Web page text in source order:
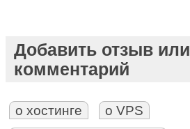
Добавить отзыв или
комментарий
о хостинге
о VPS